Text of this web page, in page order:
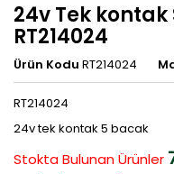
24v Tek
RT214024
Ürün Kodu RT214024
RT214024
24v tek kontak 5 bacak
Stokta BulunanÜrünler